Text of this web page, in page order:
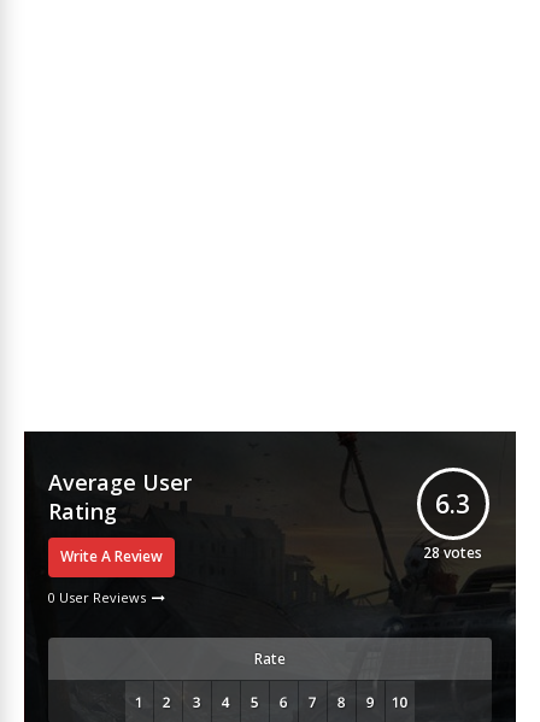
Average User
Rating
Write A Review
0 User Reviews
6.3
28 votes
Rate